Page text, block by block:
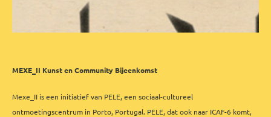
MEXE_II Kunst en Community Bijeenkomst
Mexe_II is een initiatief van PELE, een sociaal-cultureel
ontmoetingscentrum in Porto, Portugal. PELE, dat ook naar ICAF-6 komt,